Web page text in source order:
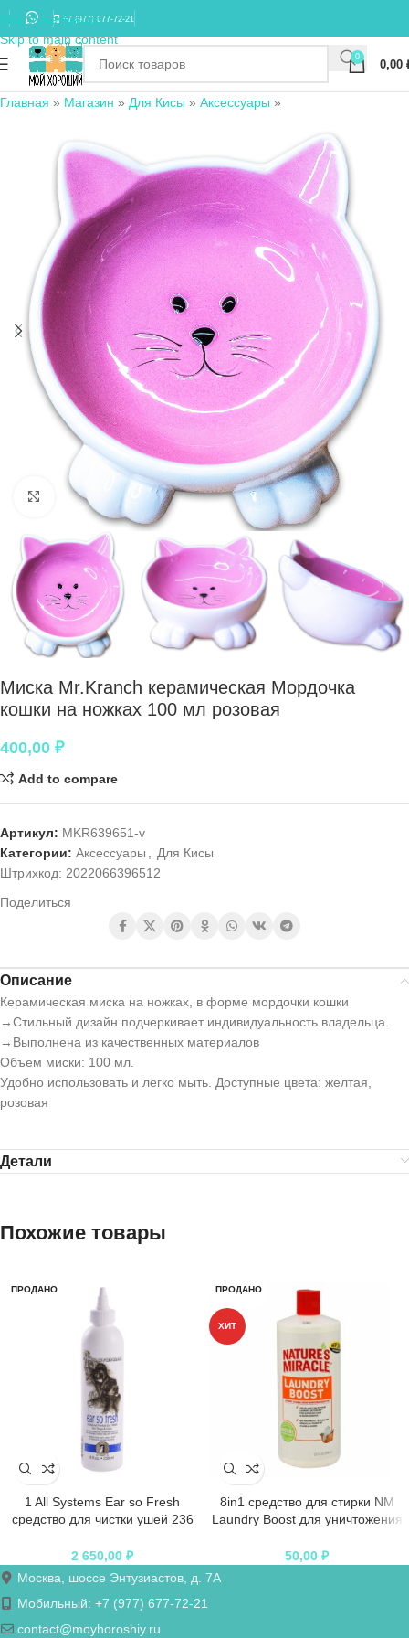
Skip to navigation
Skip to main content
+7 (977) 677-72-21
0
0,00
Главная » Магазин » Для Кисы » Аксессуары »
Нажмите, чтобы увеличить
Миска Mr.Kranch керамическая Мордочка
кошки на ножках 100 мл розовая
400,00 ₽
Add to compare
Артикул: MKR639651-v
Категории: Аксессуары
Для Кисы
Штрихкод: 2022066396512
Поделиться
Описание
Керамическая миска на ножках, в форме мордочки кошки
→Стильный дизайн подчеркивает индивидуальность владельца.
→Выполнена из качественных материалов
Объем миски: 100 мл.
Удобно использовать и легко мыть. Доступные цвета: желтая,
розовая
Детали
Похожие товары
ПРОДАНО
1 All Systems Ear so Fresh
средство для чистки ушей 236
2 650,00 ₽
ПРОДАНО
ХИТ
8in1 средство для стирки NM
Laundry Boost для уничтожения
50,00 ₽
Москва, шоссе Энтузиастов, д. 7А
Мобильный: +7 (977) 677-72-21
contact@moyhoroshiy.ru